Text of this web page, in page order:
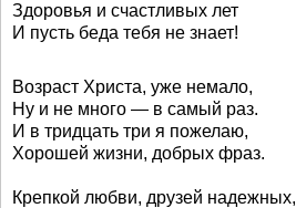
Здоровья и счастливых лет
И пусть беда тебя не знает!
Возраст Христа, уже немало,
Ну и не много — в самый раз.
И в тридцать три я пожелаю,
Хорошей жизни, добрых фраз.
Крепкой любви, друзей надежных,